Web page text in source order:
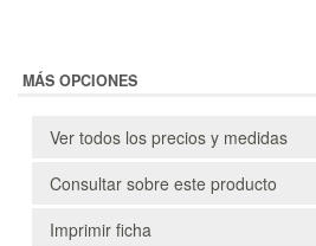
MÁS OPCIONES
Ver todos los precios y medidas
Consultar sobre este producto
Imprimir ficha